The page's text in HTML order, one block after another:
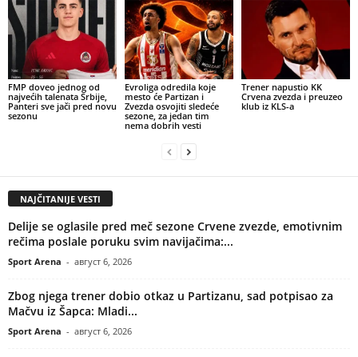
FMP doveo jednog od
najvećih talenata Srbije,
Panteri sve jači pred novu
sezonu
Evroliga odredila koje
mesto će Partizan i
Zvezda osvojiti sledeće
sezone, za jedan tim
nema dobrih vesti
Trener napustio KK
Crvena zvezda i preuzeo
klub iz KLS-a
NAJČITANIJE VESTI
Delije se oglasile pred meč sezone Crvene zvezde, emotivnim
rečima poslale poruku svim navijačima:...
Sport Arena - август 6, 2026
Zbog njega trener dobio otkaz u Partizanu, sad potpisao za
Mačvu iz Šapca: Mladi...
Sport Arena - август 6, 2026